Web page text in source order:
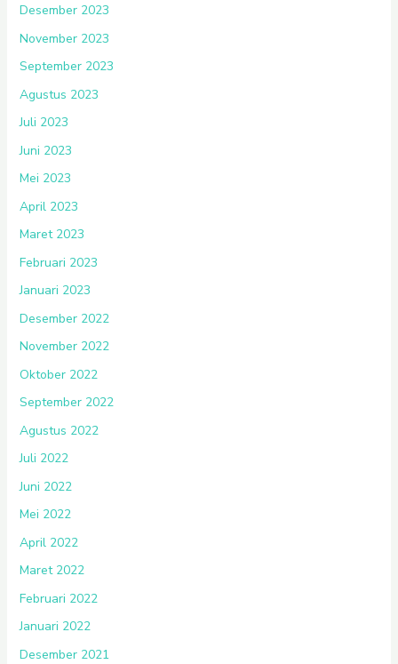
Desember 2023
November 2023
September 2023
Agustus 2023
Juli 2023
Juni 2023
Mei 2023
April 2023
Maret 2023
Februari 2023
Januari 2023
Desember 2022
November 2022
Oktober 2022
September 2022
Agustus 2022
Juli 2022
Juni 2022
Mei 2022
April 2022
Maret 2022
Februari 2022
Januari 2022
Desember 2021